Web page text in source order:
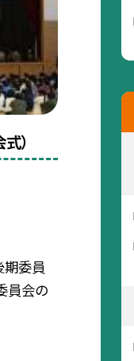
）
期委員
員会の